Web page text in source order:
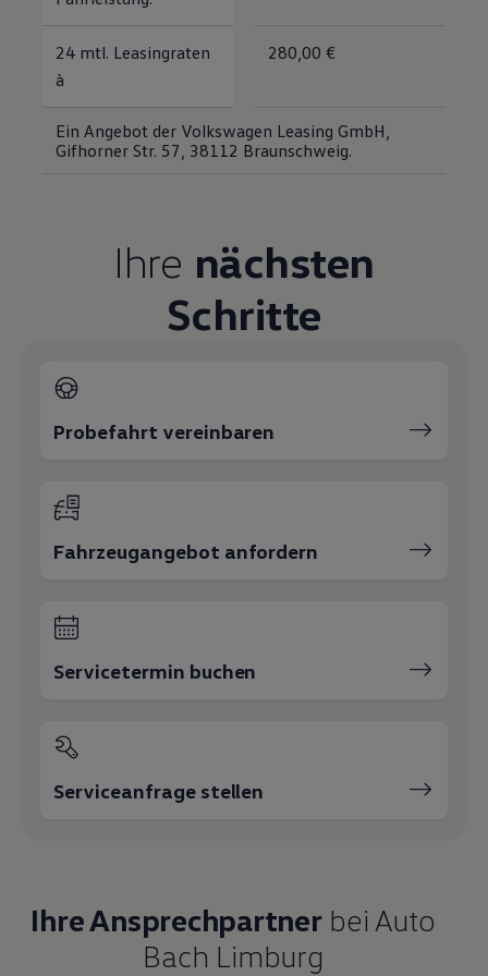
Transport
Pannen- und Unfallhilfe
Volkswagen Kundenbetreuung
24 mtl. Leasingraten
à
280,00 €
Ein Angebot der Volkswagen Leasing GmbH,
Gifhorner Str. 57, 38112 Braunschweig.
Ihre nächsten
Schritte
Probefahrt vereinbaren
Fahrzeugangebot anfordern
Servicetermin buchen
Serviceanfrage stellen
Ihre Ansprechpartnerbei Auto
Bach Limburg